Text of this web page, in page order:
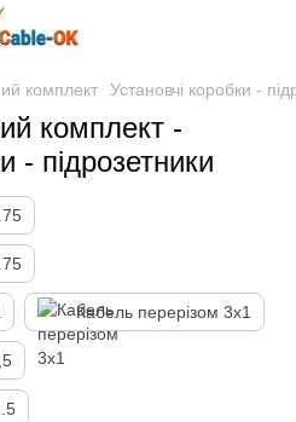
комплект Установчі коробки -
комплект -
- підрозетники
Кабель перерізом 3х1